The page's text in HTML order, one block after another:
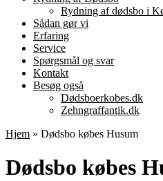
Rydning af dødsbo i
Sådan gør vi
Erfaring
Service
Spørgsmål og svar
Kontakt
Besøg også
Dødsboerkobes.dk
Zehngraffantik.dk
Hjem » Dødsbo købes Husum
Dødsbo købes